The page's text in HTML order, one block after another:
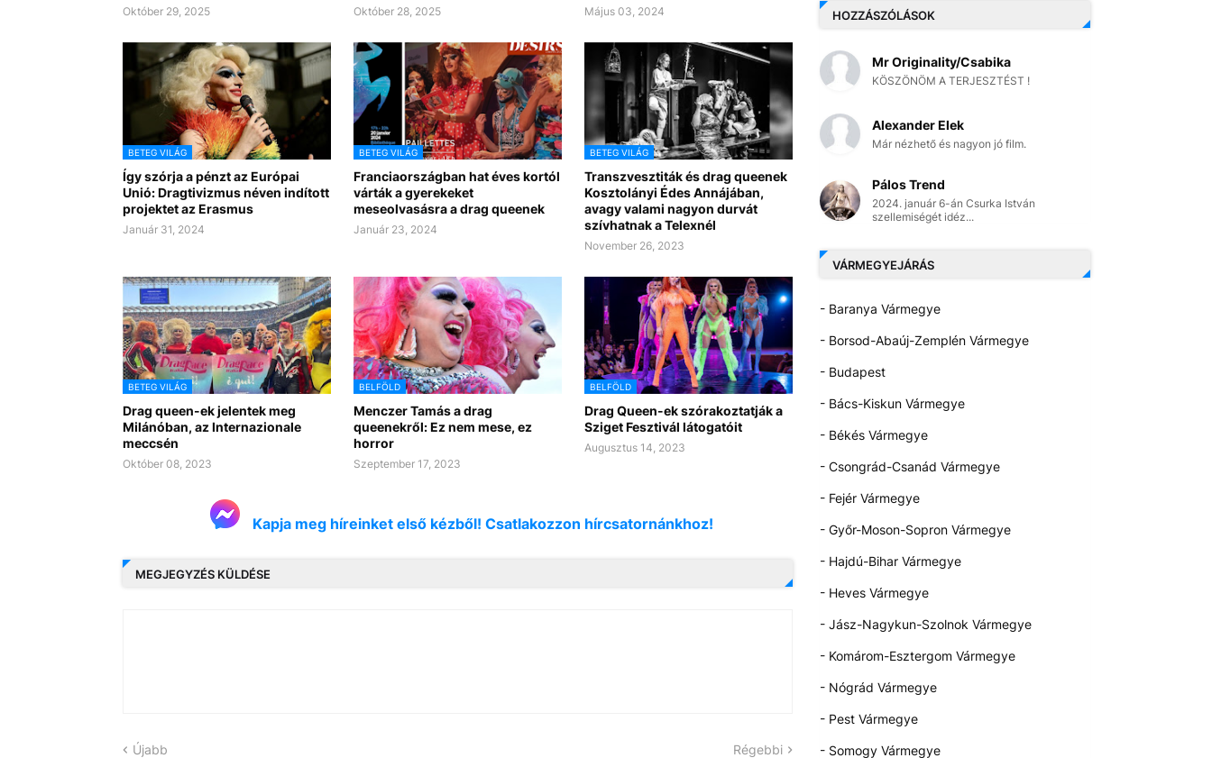
Október 29, 2025 Október 28, 2025 Május 03, 2024
BETEG VILÁG
Így szórja a pénzt az Európai
Unió: Dragtivizmus néven indított
projektet az Erasmus
Január 31, 2024
BETEG VILÁG
Franciaországban hat éves kortól
várták a gyerekeket
meseolvasásra a drag queenek
Január 23, 2024
BETEG VILÁG
Transzvesztiták és drag queenek
Kosztolányi Édes Annájában,
avagy valami nagyon durvát
szívhatnak a Telexnél
November 26, 2023
BETEG VILÁG
Drag queen-ek jelentek meg
Milánóban, az Internazionale
meccsén
Október 08, 2023
BELFÖLD
Menczer Tamás a drag
queenekről: Ez nem mese, ez
horror
Szeptember 17, 2023
BELFÖLD
Drag Queen-ek szórakoztatják a
Sziget Fesztivál látogatóit
Augusztus 14, 2023
Kapja meg híreinket első kézből! Csatlakozzon hírcsatornánkhoz!
MEGJEGYZÉS KÜLDÉSE
Újabb Régebbi
HOZZÁSZÓLÁSOK
Mr Originality/Csabika
KÖSZÖNÖM A TERJESZTÉST !
Alexander Elek
Már nézhető és nagyon jó film.
Pálos Trend
2024. január 6-án Csurka István
szellemiségét idéz...
VÁRMEGYEJÁRÁS
- Baranya Vármegye
- Borsod-Abaúj-Zemplén Vármegye
- Budapest
- Bács-Kiskun Vármegye
- Békés Vármegye
- Csongrád-Csanád Vármegye
- Fejér Vármegye
- Győr-Moson-Sopron Vármegye
- Hajdú-Bihar Vármegye
- Heves Vármegye
- Jász-Nagykun-Szolnok Vármegye
- Komárom-Esztergom Vármegye
- Nógrád Vármegye
- Pest Vármegye
- Somogy Vármegye